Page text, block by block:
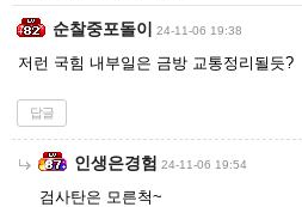
순찰중포돌이 24-11-06 19:38
저런 국힘 내부일은 금방 교통정리될듯?
답글
인생은경험 24-11-06 19:54
검사탄은 모른척~